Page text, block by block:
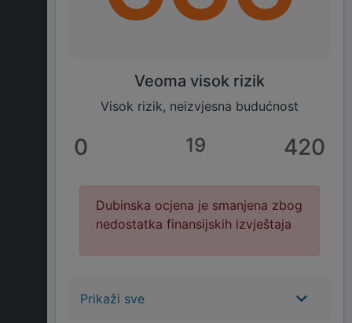
Veoma visok rizik
Visok rizik, neizvjesna budućnost
0 19 420
Dubinska ocjena je smanjena zbog
nedostatka finansijskih izvještaja
Prikaži sve